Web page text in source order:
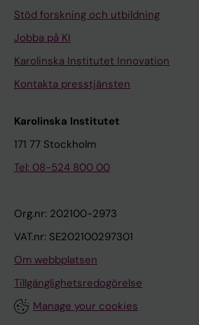
Stöd forskning och utbildning
Jobba på KI
Karolinska Institutet Innovation
Kontakta presstjänsten
Karolinska Institutet
171 77 Stockholm
Tel: 08-524 800 00
Org.nr: 202100-2973
VAT.nr: SE202100297301
Om webbplatsen
Tillgänglighetsredogörelse
Manage your cookies